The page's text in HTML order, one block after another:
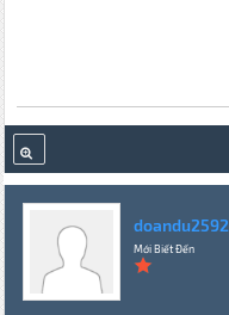
doandu2592
Mới Biết Đến